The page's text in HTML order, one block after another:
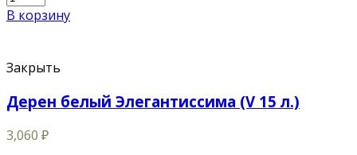
В корзину
Закрыть
Дерен белый Элегантиссима (V 15 л.)
3,060 ₽